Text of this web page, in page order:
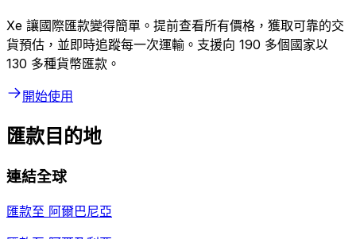
Xe 讓國際匯款變得簡單。提前查看所有價格，獲取可靠的交
貨預估，並即時追蹤每一次運輸。支援向 190 多個國家以
130 多種貨幣匯款。
開始使用
匯款目的地
連結全球
匯款至 阿爾巴尼亞